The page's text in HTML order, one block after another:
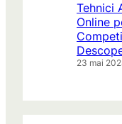
Tehnici
Online
23 mai